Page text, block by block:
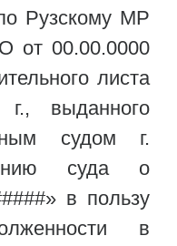
Рузскому МР
от 00.00.0000
листа
выданного
судом г.
суда о
в пользу
в